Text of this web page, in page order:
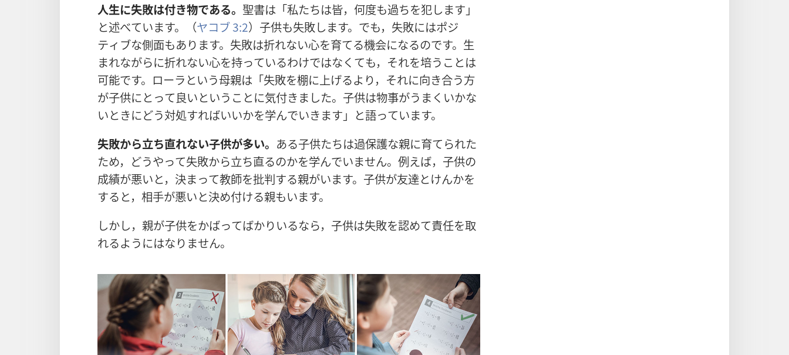
人生に失敗は付き物である。 聖書は「私たちは皆， 何度も過ちを犯します」
と述べています。（ヤコブ 3:2） 子供も失敗します。でも， 失敗にはポジ
ティブな側面もあります。 失敗は折れない心を育てる機会になるのです。 生
まれながらに折れない心を持っているわけではなくても，それを培うことは
可能です。ローラという母親は「失敗を棚に上げるより，それに向き合う方
が子供にとって良いということに気付きました。 子供は物事がうまくいかな
いときにどう対処すればいいかを学んでいきます」と語っています。
失敗から立ち直れない子供が多い。 ある子供たちは過保護な親に育てられた
ため，どうやって失敗から立ち直るのかを学んでいません。 例えば， 子供の
成績が悪いと， 決まって教師を批判する親がいます。 子供が友達とけんかを
すると， 相手が悪いと決め付ける親もいます。
しかし， 親が子供をかばってばかりいるなら， 子供は失敗を認めて責任を取
れるようにはなりません。